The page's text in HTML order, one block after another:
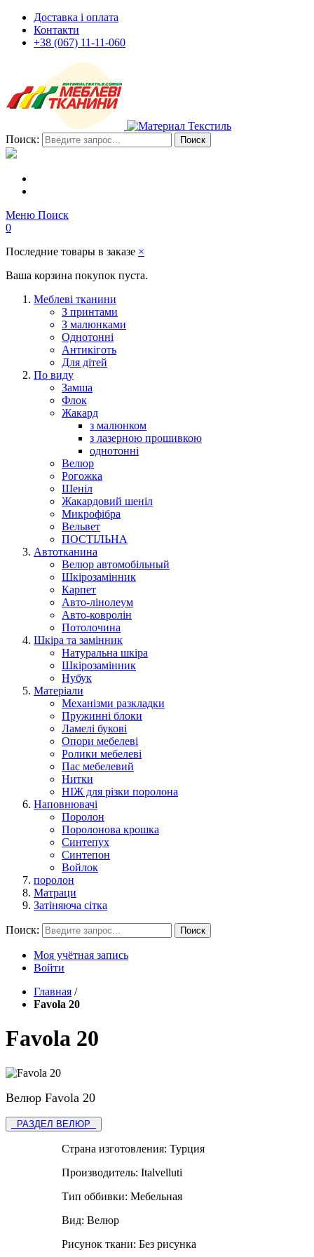
Доставка і оплата
Контакти
+38 (067) 11-11-060
Поиск: Поиск
Меню Поиск
0
Последние товары в заказе ×
Ваша корзина покупок пуста.
Меблеві тканини
З принтами
З малюнками
Однотонні
Антикіготь
Для дітей
По виду
Замша
Флок
Жакард
з малюнком
з лазерною прошивкою
однотонні
Велюр
Рогожка
Шеніл
Жакардовий шеніл
Микрофібра
Вельвет
ПОСТІЛЬНА
Автотканина
Велюр автомобільный
Шкірозамінник
Карпет
Авто-лінолеум
Авто-ковролін
Потолочина
Шкіра та замінник
Натуральна шкіра
Шкірозамінник
Нубук
Матеріали
Механізми разкладки
Пружинні блоки
Ламелі букові
Опори мебелеві
Ролики мебелеві
Пас мебелевий
Нитки
НІЖ для різки поролона
Наповнювачі
Поролон
Поролонова крошка
Синтепух
Синтепон
Войлок
поролон
Матраци
Затіняюча сітка
Поиск: Поиск
Моя учётная запись
Войти
Главная /
Favola 20
Favola 20
Велюр Favola 20
РАЗДЕЛ ВЕЛЮР
Страна изготовления: Турция
Производитель: Italvelluti
Тип оббивки: Мебельная
Вид: Велюр
Рисунок ткани: Без рисунка